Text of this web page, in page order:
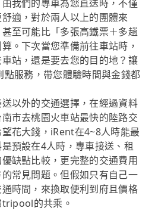
我們的專車為您直送時，不僅
適，對於兩人以上的團體來
至可能比「多張高鐵票＋多趟
。下次當您準備前往車站時，
站，還是要去您的目的地？讓
服務，帶您體驗時間與金錢都
以外的交通選擇，在經過資料
市去桃園火車站最快的陸路交
花大錢，iRent在4~8人時能最
預設在4人時，專車接送、租
缺點比較，更完整的交通費用
常見問題。但假如只有自己一
時間，來換取便利到府且價格
的共乘。